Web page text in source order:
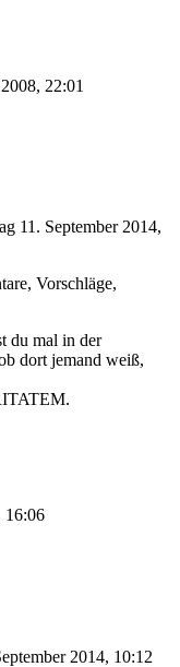
22:01
11. September 2014,
Vorschläge,
du mal in der
dort jemand weiß,
16:06
2014, 10:12